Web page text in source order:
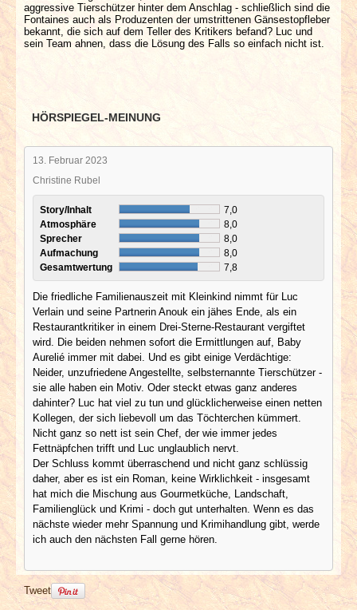
aggressive Tierschützer hinter dem Anschlag - schließlich sind die
Fontaines auch als Produzenten der umstrittenen Gänsestopfleber
bekannt, die sich auf dem Teller des Kritikers befand? Luc und
sein Team ahnen, dass die Lösung des Falls so einfach nicht ist.
HÖRSPIEGEL-MEINUNG
13. Februar 2023
Christine Rubel
Story/Inhalt
7,0
Atmosphäre
8,0
Sprecher
8,0
Aufmachung
8,0
Gesamtwertung
7,8
Die friedliche Familienauszeit mit Kleinkind nimmt für Luc
Verlain und seine Partnerin Anouk ein jähes Ende, als ein
Restaurantkritiker in einem Drei-Sterne-Restaurant vergiftet
wird. Die beiden nehmen sofort die Ermittlungen auf, Baby
Aurelié immer mit dabei. Und es gibt einige Verdächtige:
Neider, unzufriedene Angestellte, selbsternannte Tierschützer -
sie alle haben ein Motiv. Oder steckt etwas ganz anderes
dahinter? Luc hat viel zu tun und glücklicherweise einen netten
Kollegen, der sich liebevoll um das Töchterchen kümmert.
Nicht ganz so nett ist sein Chef, der wie immer jedes
Fettnäpfchen trifft und Luc unglaublich nervt.
Der Schluss kommt überraschend und nicht ganz schlüssig
daher, aber es ist ein Roman, keine Wirklichkeit - insgesamt
hat mich die Mischung aus Gourmetküche, Landschaft,
Familienglück und Krimi - doch gut unterhalten. Wenn es das
nächste wieder mehr Spannung und Krimihandlung gibt, werde
ich auch den nächsten Fall gerne hören.
Tweet